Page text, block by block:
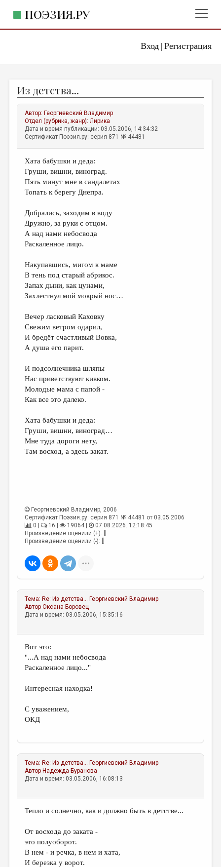
Вход| Регистрация
ПОЭЗИЯ.РУ
ЖАНРЫ
АВТОРЫ
КОММЕНТАРИИ
ЛИТСАЛОН
НОВОСТИ
ПРАВИЛА САЙТА
ИЗБРАННОЕ
ДАЙДЖЕСТ
ПЕРЕВОДЫ
КОНКУРСЫ
КНИЖНАЯ ПОЛКА
ОБЗОР ЛИТЕРАТУРЫ
ОБЪЯВЛЕНИЯ
КОЛОНКА РЕДАКТОРА
ОТ РЕДАКЦИИ
МАЛАЯ ПРОЗА
ПУБЛИЦИСТИКА
РЕЦЕНЗИРОВАНИЕ
ТРЕДИАКОВСКИЙ
ВКОНТАКТЕ
Из детства...
Автор: Георгиевский Владимир
Отдел (рубрика, жанр):Лирика
Дата и время публикации: 03.05.2006, 14:34:32
Сертификат Поэзия.ру: серия 871 № 44481
Хата бабушки и деда:
Груши, вишни, виноград.
Пять минут мне в сандалетах
Топать к берегу Днепра.
Добрались, заходим в воду
Дружно, за руки с отцом.
А над нами небосвода
Раскаленное лицо.
Накупавшись, мигом к маме
В тень под старый абрикос.
Запах дыни, как цунами,
Захлестнул мой мокрый нос…
Вечер ласковый Каховку
Свежим ветром одарил,
И бредёт счастливый Вовка,
А душа его парит.
И подсолнечника шляпы
Нас приветствуют кивком.
Молодые мама с папой -
Как все это далеко.
Хата бабушки и деда:
Груши, вишни, виноград…
Мне туда дороги нету,
Там восход, а здесь закат.
Георгиевский Владимир, 2006
Сертификат Поэзия.ру: серия 871 № 44481 от 03.05.2006
0 |
16 | 19064 |
07.08.2026. 12:18:45
Произведение оценили (+): []
Произведение оценили (-): []
Тема: Re: Из детства... Георгиевский Владимир
АвторОксана Боровец
Дата и время: 03.05.2006, 15:35:16
Вот это:
"...А над нами небосвода
Раскаленное лицо..."
Интересная находка!
С уважением,
ОКД
Тема: Re: Из детства... Георгиевский Владимир
Автор Надежда Буранова
Дата и время: 03.05.2006, 16:08:13
Тепло и солнечно, как и должно быть в детстве...
От восхода до заката -
это полуоборот.
В нем - и речка, в нем и хата,
И березка у ворот.